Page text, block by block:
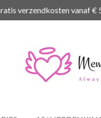
verzendkosten vanaf €